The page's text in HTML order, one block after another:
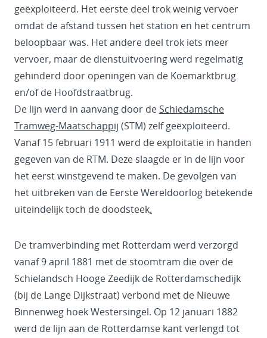
geëxploiteerd. Het eerste deel trok weinig vervoer
omdat de afstand tussen het station en het centrum
beloopbaar was. Het andere deel trok iets meer
vervoer, maar de dienstuitvoering werd regelmatig
gehinderd door openingen van de Koemarktbrug
en/of de Hoofdstraatbrug.
De lijn werd in aanvang door de Schiedamsche
Tramweg-Maatschappij (STM) zelf geëxploiteerd.
Vanaf 15 februari 1911 werd de exploitatie in handen
gegeven van de RTM. Deze slaagde er in de lijn voor
het eerst winstgevend te maken. De gevolgen van
het uitbreken van de Eerste Wereldoorlog betekende
uiteindelijk toch de doodsteek.
De tramverbinding met Rotterdam werd verzorgd
vanaf 9 april 1881 met de stoomtram die over de
Schielandsch Hooge Zeedijk de Rotterdamschedijk
(bij de Lange Dijkstraat) verbond met de Nieuwe
Binnenweg hoek Westersingel. Op 12 januari 1882
werd de lijn aan de Rotterdamse kant verlengd tot